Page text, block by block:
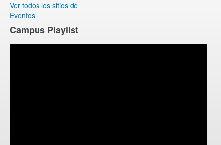
Ver todos los sitios de
Eventos
Campus Playlist